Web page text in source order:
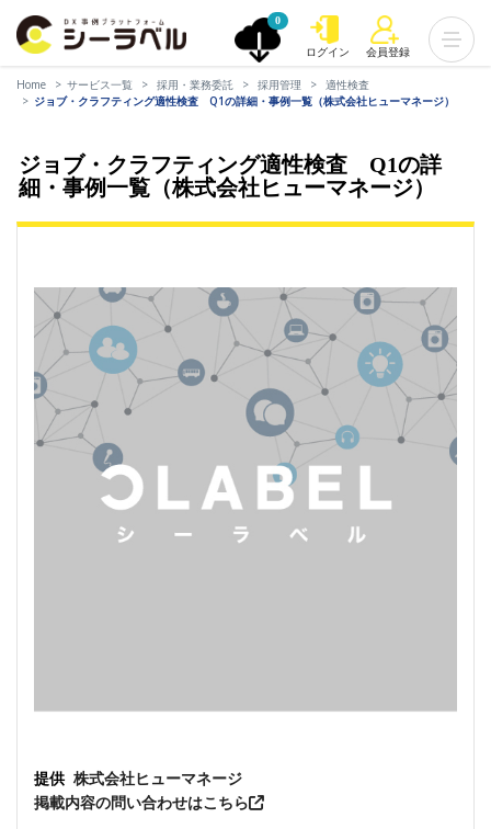
0
ログイン 会員登録
Home サービス一覧 採用・業務委託 採用管理
適性検査
ジョブ・クラフティング適性検査 Q1の詳細・事例一覧（株式会社ヒューマネージ）
ジョブ・クラフティング適性検査 Q1の詳
細・事例一覧（株式会社ヒューマネージ）
提供 株式会社ヒューマネージ
掲載内容の問い合わせはこちら